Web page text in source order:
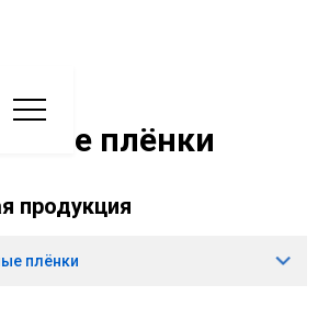
плёнки
продукция
плёнки